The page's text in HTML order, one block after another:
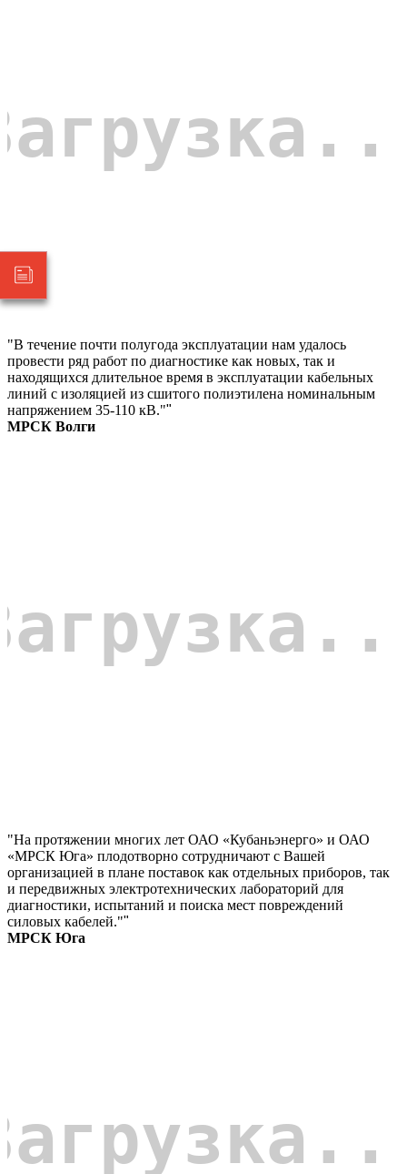
"В течение почти полугода эксплуатации нам удалось
провести ряд работ по диагностике как новых, так и
находящихся длительное время в эксплуатации кабельных
линий с изоляцией из сшитого полиэтилена номинальным
напряжением 35-110 кВ.""
МРСК Волги
"На протяжении многих лет ОАО «Кубаньэнерго» и ОАО
«МРСК Юга» плодотворно сотрудничают с Вашей
организацией в плане поставок как отдельных приборов, так
и передвижных электротехнических лабораторий для
диагностики, испытаний и поиска мест повреждений
силовых кабелей.""
МРСК Юга